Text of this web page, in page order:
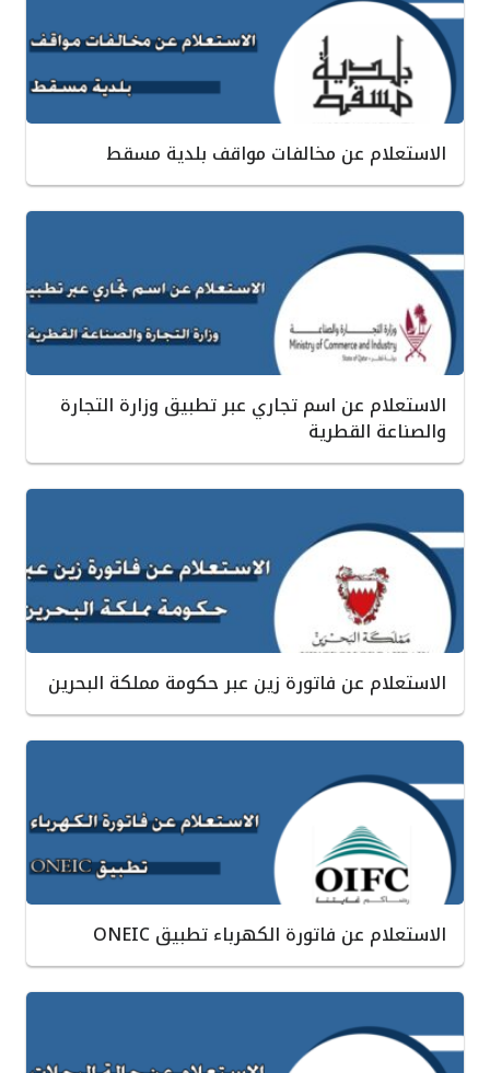
الاستعلام عن مخالفات مواقف بلدية مسقط
الاستعلام عن اسم تجاري عبر تطبيق وزارة التجارة
والصناعة القطرية
الاستعلام عن فاتورة زين عبر حكومة مملكة البحرين
الاستعلام عن فاتورة الكهرباء تطبيق ONEIC